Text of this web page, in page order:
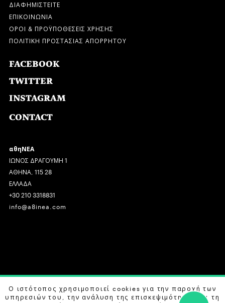
ΔΙΑΦΗΜΙΣΤΕΙΤΕ
ΕΠΙΚΟΙΝΩΝΙΑ
ΟΡΟΙ & ΠΡΟΫΠΟΘΕΣΕΙΣ ΧΡΗΣΗΣ
ΠΟΛΙΤΙΚΗ ΠΡΟΣΤΑΣΙΑΣ ΑΠΟΡΡΗΤΟΥ
FACEBOOK
TWITTER
INSTAGRAM
CONTACT
αθηΝΕΑ
ΙΩΝΟΣ ΔΡΑΓΟΥΜΗ 1
ΑΘΗΝΑ, 115 28
ΕΛΛΑΔΑ
+30 210 3318831
info@a8inea.com
COPYRIGHT © 2026 αθηΝΕΑ, ALL RIGHTS RESERVED.
DESIGN BY G DESIGN STUDIO. DEVELOPED BYB LABS
Ο ιστότοπος χρησιμοποιεί cookies για την παροχή των
υπηρεσιών του, την ανάλυση της επισκεψιμότητας και τη